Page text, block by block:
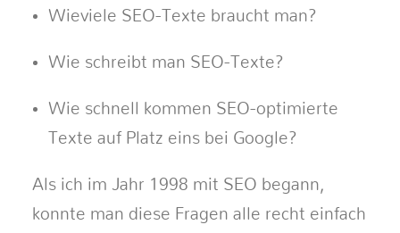
Wieviele SEO-Texte braucht man?
Wie schreibt man SEO-Texte?
Wie schnell kommen SEO-optimierte
Texte auf Platz eins bei Google?
Als ich im Jahr 1998 mit SEO begann,
konnte man diese Fragen alle recht einfach